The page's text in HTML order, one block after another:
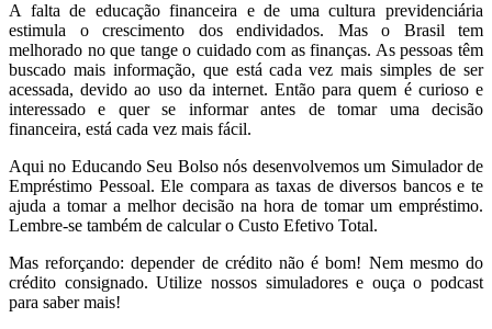
A falta de educação financeira e de uma cultura previdenciária
estimula o crescimento dos endividados. Mas o Brasil tem
melhorado no que tange o cuidado com as finanças. As pessoas têm
buscado mais informação, que está cada vez mais simples de ser
acessada, devido ao uso da internet. Então para quem é curioso e
interessado e quer se informar antes de tomar uma decisão
financeira, está cada vez mais fácil.
Aqui no Educando Seu Bolso nós desenvolvemos um Simulador de
Empréstimo Pessoal. Ele compara as taxas de diversos bancos e te
ajuda a tomar a melhor decisão na hora de tomar um empréstimo.
Lembre-se também de calcular o Custo Efetivo Total.
Mas reforçando: depender de crédito não é bom! Nem mesmo do
crédito consignado. Utilize nossos simuladores e ouça o podcast
para saber mais!